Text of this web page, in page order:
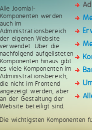
Alle Joomla!-
Komponenten werden
auch im
Administrationsbereich
der eigenen Website
verwendet. Über die
nachfolgend aufgelisteten
Komponenten hinaus gibt
es viele Komponenten im
Administrationsbereich,
die nicht im Frontend
angezeigt werden, aber
an der Gestaltung der
Website beteiligt sind.
Die wichtigsten Komponenten